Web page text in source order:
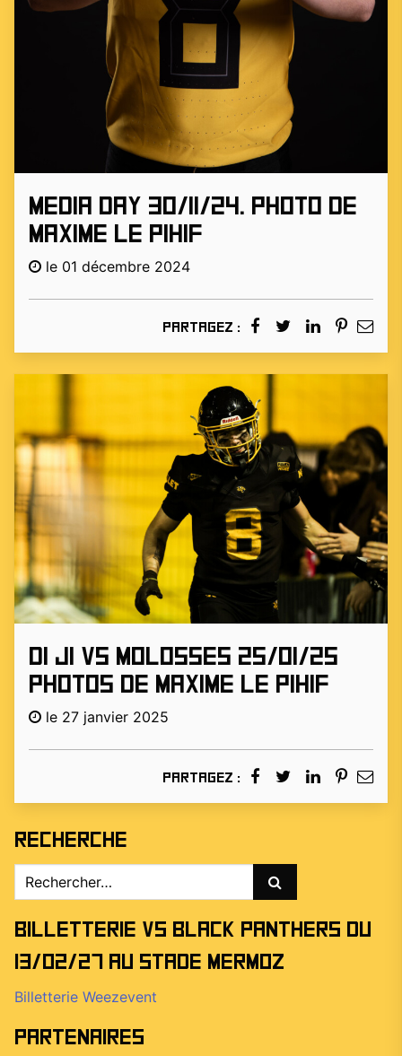
Media day 30/11/24. Photo de
Maxime Le Pihif
le 01 décembre 2024
Partagez :
D1 J1 vs MOLOSSES 25/01/25
photos de Maxime Le Pihif
le 27 janvier 2025
Partagez :
Recherche
Rechercher :
Billetterie vs Black Panthers du
13/02/27 au stade Mermoz
Billetterie Weezevent
Partenaires